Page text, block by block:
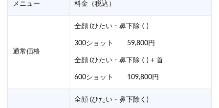
メニュー 料金（税込）
通常価格
全顔 (ひたい・鼻下除く)
300ショット 59,800円
全顔 (ひたい・鼻下除く) + 首
600ショット 109,800円
全顔 (ひたい・鼻下除く)